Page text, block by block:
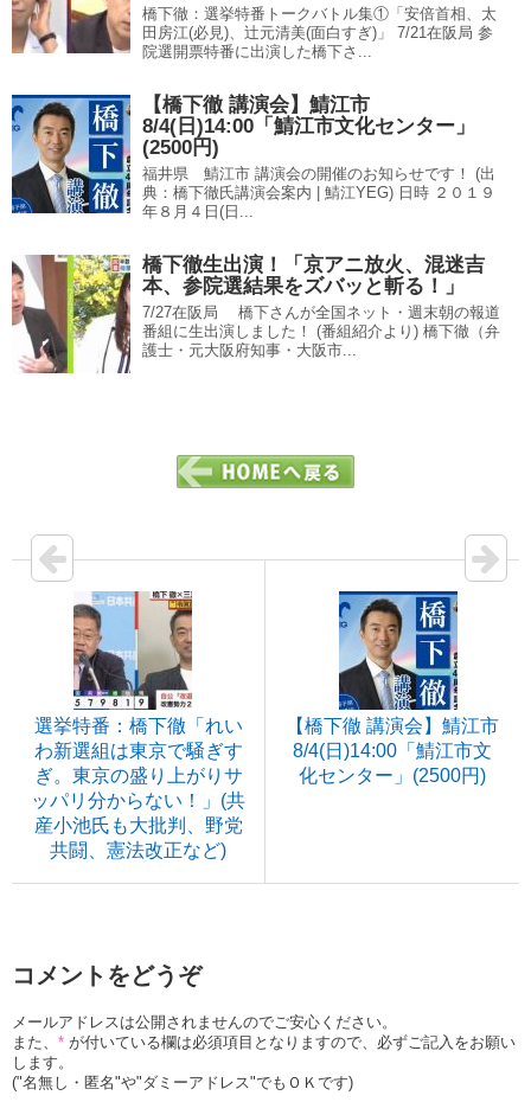
橋下徹：選挙特番トークバトル集①「安倍首相、太
田房江(必見)、辻元清美(面白すぎ)」 7/21在阪局 参
院選開票特番に出演した橋下さ...
【橋下徹 講演会】鯖江市
8/4(日)14:00「鯖江市文化センター」
(2500円)
福井県 鯖江市 講演会の開催のお知らせです！ (出
典：橋下徹氏講演会案内 | 鯖江YEG) 日時 ２０１９
年８月４日(日...
橋下徹生出演！「京アニ放火、混迷吉
本、参院選結果をズバッと斬る！」
7/27在阪局 橋下さんが全国ネット・週末朝の報道
番組に生出演しました！ (番組紹介より) 橋下徹（弁
護士・元大阪府知事・大阪市...
選挙特番：橋下徹「れい
わ新選組は東京で騒ぎす
ぎ。東京の盛り上がりサ
ッパリ分からない！」(共
産小池氏も大批判、野党
共闘、憲法改正など)
【橋下徹 講演会】鯖江市
8/4(日)14:00「鯖江市文
化センター」(2500円)
コメントをどうぞ
メールアドレスは公開されませんのでご安心ください。
また、 * が付いている欄は必須項目となりますので、必ずご記入をお願い
します。
("名無し・匿名"や"ダミーアドレス"でもＯＫです)